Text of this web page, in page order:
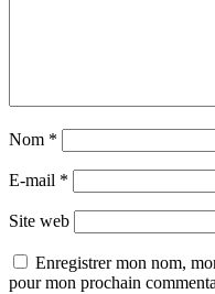
Nom *
E-mail *
Site web
Enregistrer mon nom,
pour mon prochain